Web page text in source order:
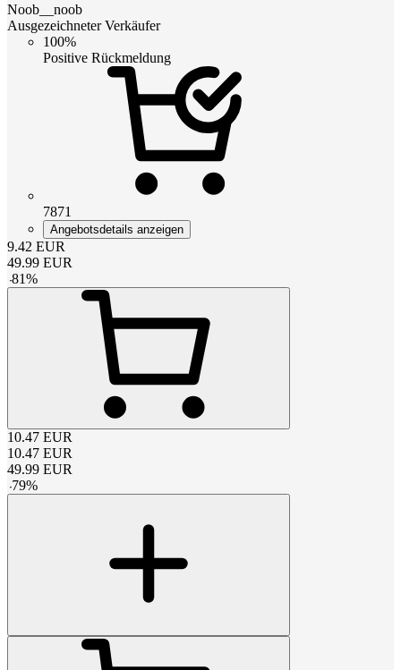
Noob__noob
Ausgezeichneter Verkäufer
100%
Positive Rückmeldung
7871
Angebotsdetails anzeigen
9.42 EUR
49.99 EUR
-81%
10.47 EUR
10.47 EUR
49.99 EUR
-79%